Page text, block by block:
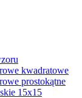
kwadratowe
prostokątne
15x15